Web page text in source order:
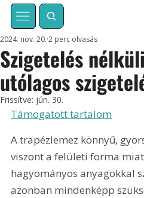
Szigetelés
utólagos
2024. nov. 20. 2 perc olvasás
Frissítve: jún. 30.
Támogatott tartalom
A trapézlemez könnyű,
viszont a felületi forma
hagyományos anyagokkal
azonban mindenképp